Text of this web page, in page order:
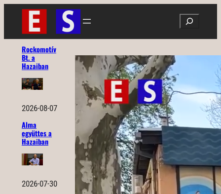
Ugrás
tartalomhoz
Search
Rockomotív
Bt. a
Hazaiban
2026-08-07
Alma
együttes a
Hazaiban
2026-07-30